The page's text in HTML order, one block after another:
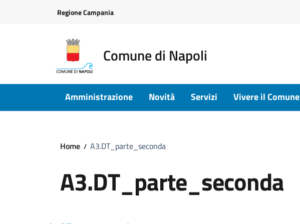
Regione Campania
Comune di Napoli
Amministrazione Novità Servizi Vivere il Comune
Home A3.DT_parte_seconda
A3.DT_parte_seconda